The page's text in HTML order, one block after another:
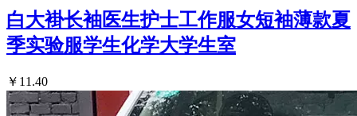
白大褂长袖医生护士工作服女短袖薄款夏
季实验服学生化学大学生室
￥11.40